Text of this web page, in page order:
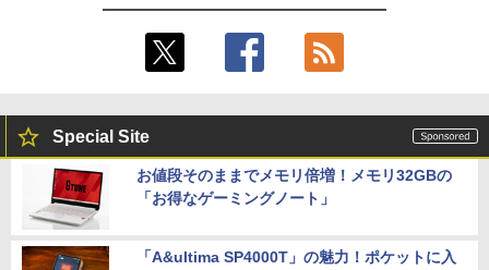
Special Site
お値段そのままでメモリ倍増！メモリ32GBの
「お得なゲーミングノート」
「A&ultima SP4000T」の魅力！ポケットに入